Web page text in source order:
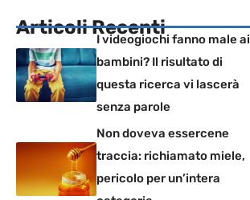
Articoli Recenti
I videogiochi fanno male ai
bambini? Il risultato di
questa ricerca vi lascerà
senza parole
Non doveva essercene
traccia: richiamato miele,
pericolo per un’intera